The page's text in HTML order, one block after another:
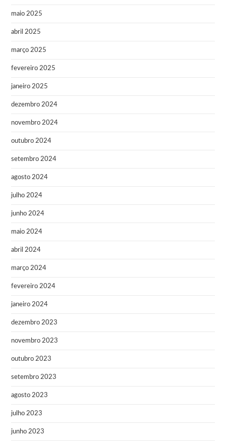
maio 2025
abril 2025
março 2025
fevereiro 2025
janeiro 2025
dezembro 2024
novembro 2024
outubro 2024
setembro 2024
agosto 2024
julho 2024
junho 2024
maio 2024
abril 2024
março 2024
fevereiro 2024
janeiro 2024
dezembro 2023
novembro 2023
outubro 2023
setembro 2023
agosto 2023
julho 2023
junho 2023